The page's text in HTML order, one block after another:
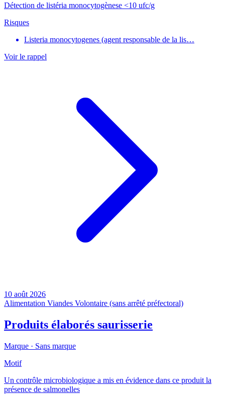
Détection de listéria monocytogènese <10 ufc/g
Risques
Listeria monocytogenes (agent responsable de la lis…
Voir le rappel
10 août 2026
Alimentation Viandes Volontaire (sans arrêté préfectoral)
Produits élaborés saurisserie
Marque · Sans marque
Motif
Un contrôle microbiologique a mis en évidence dans ce produit la
présence de salmonelles